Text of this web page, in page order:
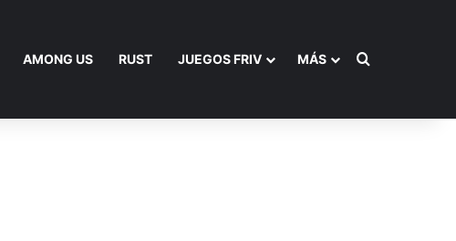
AMONG US RUST JUEGOS FRIV MÁS Buscar por